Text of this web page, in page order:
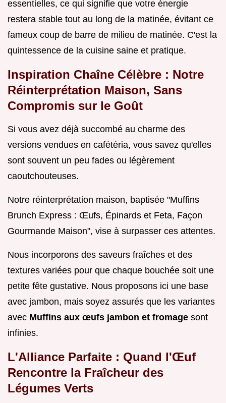
essentielles, ce qui signifie que votre énergie
restera stable tout au long de la matinée, évitant ce
fameux coup de barre de milieu de matinée. C'est la
quintessence de la cuisine saine et pratique.
Inspiration Chaîne Célèbre : Notre
Réinterprétation Maison, Sans
Compromis sur le Goût
Si vous avez déjà succombé au charme des
versions vendues en cafétéria, vous savez qu'elles
sont souvent un peu fades ou légèrement
caoutchouteuses.
Notre réinterprétation maison, baptisée "Muffins
Brunch Express : Œufs, Épinards et Feta, Façon
Gourmande Maison", vise à surpasser ces attentes.
Nous incorporons des saveurs fraîches et des
textures variées pour que chaque bouchée soit une
petite fête gustative. Nous proposons ici une base
avec jambon, mais soyez assurés que les variantes
avec Muffins aux œufs jambon et fromage sont
infinies.
L'Alliance Parfaite : Quand l'Œuf
Rencontre la Fraîcheur des
Légumes Verts